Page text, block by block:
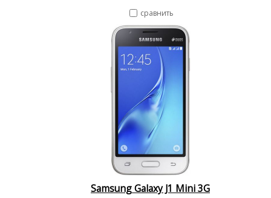
сравнить
Samsung Galaxy J1 Mini 3G